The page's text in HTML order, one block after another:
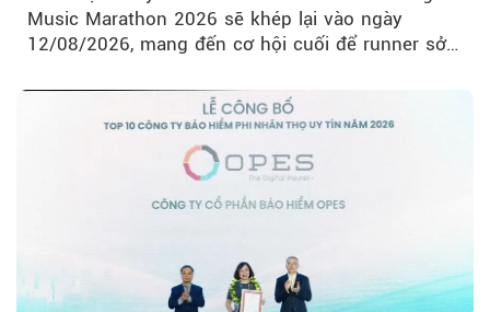
Music Marathon 2026 sẽ khép lại vào ngày
12/08/2026, mang đến cơ hội cuối để runner sở